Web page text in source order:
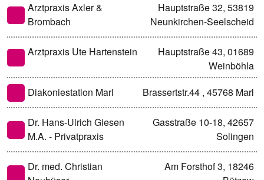
Arztpraxis Axler &
Brombach
Hauptstraße 32, 53819
Neunkirchen-Seelscheid
Arztpraxis Ute Hartenstein
Hauptstraße 43, 01689
Weinböhla
Diakoniestation Marl
Brassertstr.44 , 45768 Marl
Dr. Hans-Ulrich Giesen
M.A. - Privatpraxis
Gasstraße 10-18, 42657
Solingen
Dr. med. Christian
Am Forsthof 3, 18246